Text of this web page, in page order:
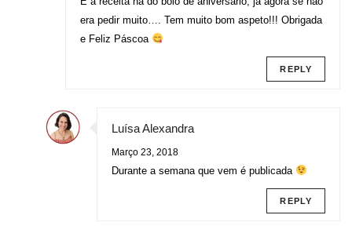
era pedir muito…. Tem muito bom aspeto!!! Obrigada
e Feliz Páscoa
REPLY
Luísa Alexandra
Março 23, 2018
Durante a semana que vem é publicada
REPLY